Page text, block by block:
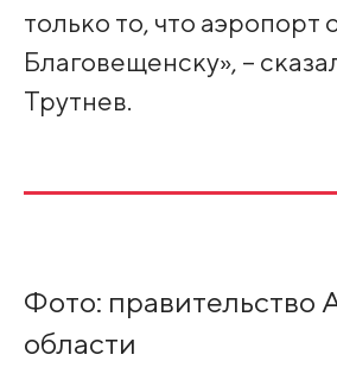
только то, что аэропорт
Благовещенску», –
Трутнев.
Фото: правительство
области